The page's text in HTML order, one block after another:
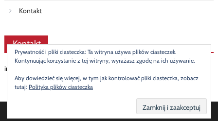
Kontakt
Kontakt
info@diakonat.pl
Newspaper Lite bythemecentury.
Prywatność i pliki ciasteczka: Ta witryna używa plików ciasteczek.
Kontynuując korzystanie z tej witryny, wyrażasz zgodę na ich używanie.
Aby dowiedzieć się więcej, w tym jak kontrolować pliki ciasteczka, zobacz
tutaj: Polityka plików ciasteczka